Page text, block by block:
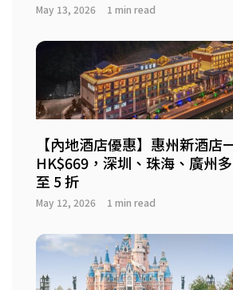
May 13, 2026 1 min read
【內地酒店優惠】惠州新酒店
HK$669，深圳、珠海、廣州
至 5 折
May 12, 2026 1 min read